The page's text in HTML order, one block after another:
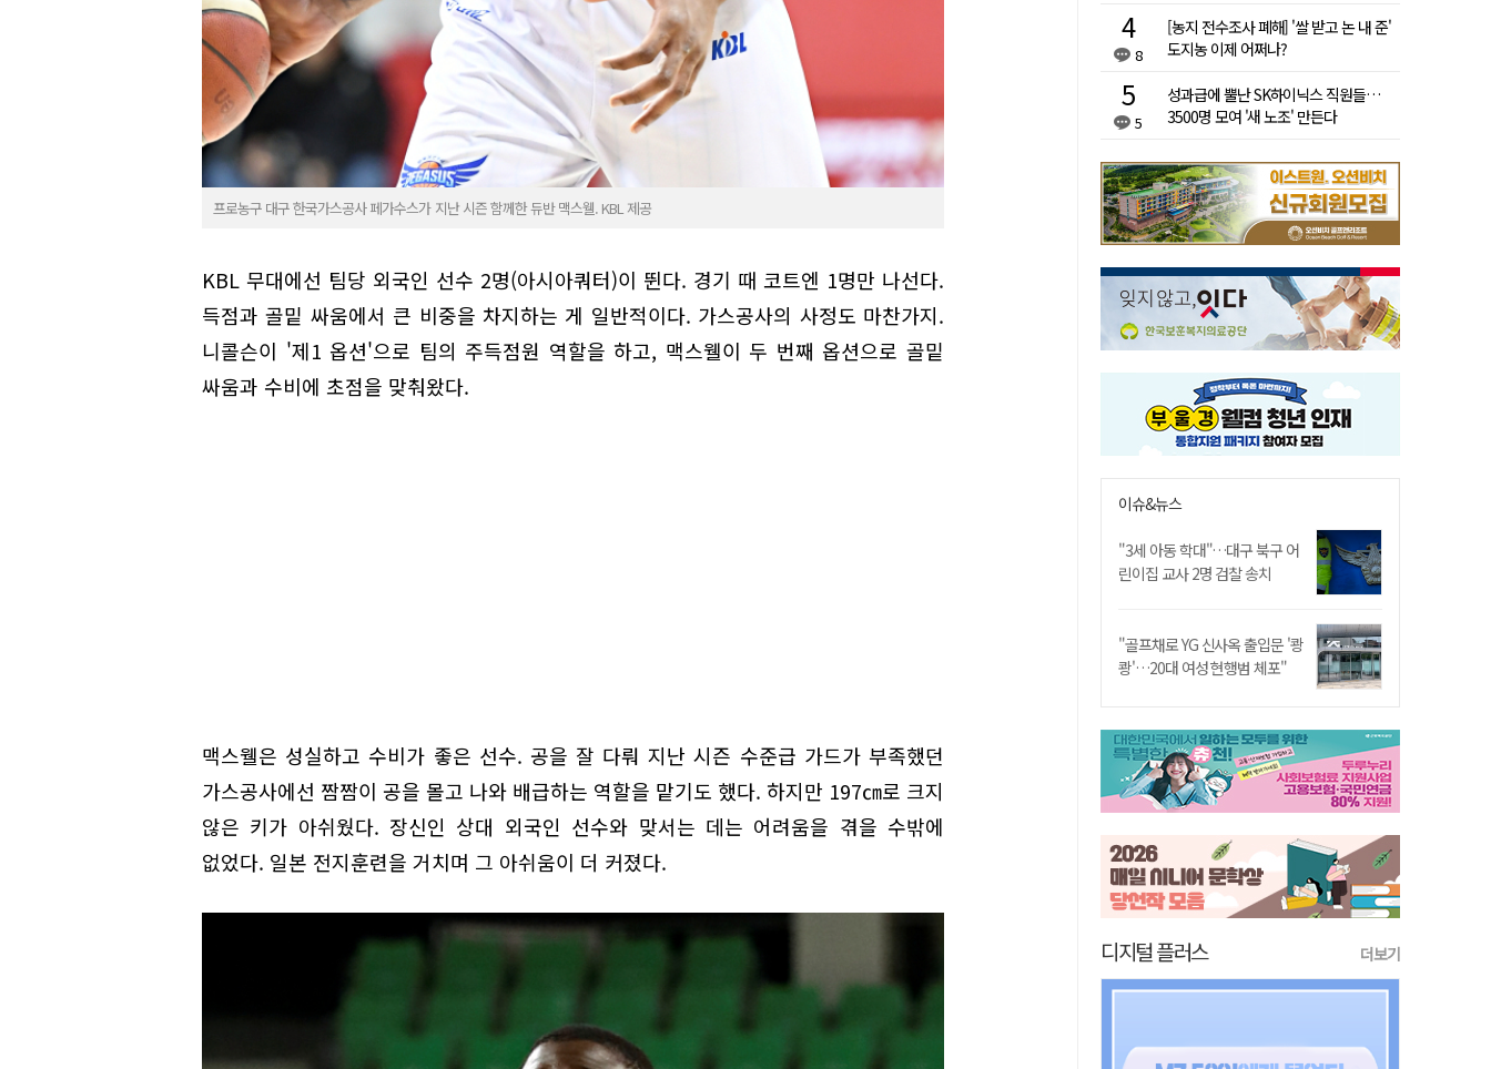
프로농구 대구 한국가스공사 페가수스가 지난 시즌 함께한 듀반 맥스웰. KBL 제공
KBL 무대에선 팀당 외국인 선수 2명(아시아쿼터)이 뛴다. 경기 때 코트엔 1명만 나선다.
득점과 골밑 싸움에서 큰 비중을 차지하는 게 일반적이다. 가스공사의 사정도 마찬가지.
니콜슨이 '제1 옵션'으로 팀의 주득점원 역할을 하고, 맥스웰이 두 번째 옵션으로 골밑
싸움과 수비에 초점을 맞춰왔다.
맥스웰은 성실하고 수비가 좋은 선수. 공을 잘 다뤄 지난 시즌 수준급 가드가 부족했던
가스공사에선 짬짬이 공을 몰고 나와 배급하는 역할을 맡기도 했다. 하지만 197㎝로 크지
않은 키가 아쉬웠다. 장신인 상대 외국인 선수와 맞서는 데는 어려움을 겪을 수밖에
없었다. 일본 전지훈련을 거치며 그 아쉬움이 더 커졌다.
8
[농지 전수조사 폐해] '쌀 받고 논 내 준'
도지농 이제 어쩌나?
5
성과급에 뿔난 SK하이닉스 직원들…
3500명 모여 '새 노조' 만든다
이슈&뉴스
"3세 아동 학대"…대구 북구 어
린이집 교사 2명 검찰 송치
"골프채로 YG 신사옥 출입문 '쾅
쾅'…20대 여성 현행범 체포"
디지털 플러스 더보기